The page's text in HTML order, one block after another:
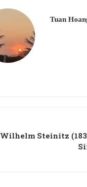
Tuan
Wilhelm Steinitz